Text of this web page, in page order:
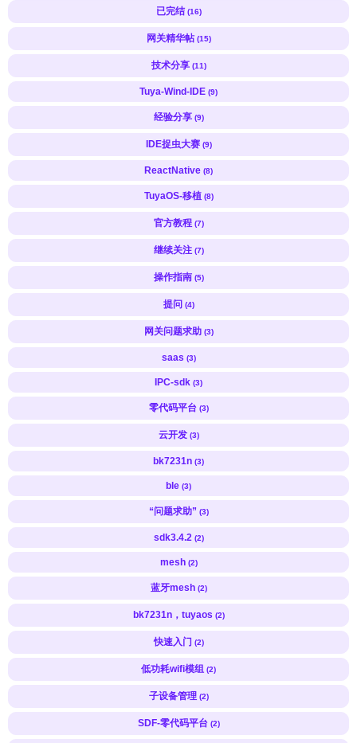
已完结 (16)
网关精华帖 (15)
技术分享 (11)
Tuya-Wind-IDE (9)
经验分享 (9)
IDE捉虫大赛 (9)
ReactNative (8)
TuyaOS-移植 (8)
官方教程 (7)
继续关注 (7)
操作指南 (5)
提问 (4)
网关问题求助 (3)
saas (3)
IPC-sdk (3)
零代码平台 (3)
云开发 (3)
bk7231n (3)
ble (3)
“问题求助” (3)
sdk3.4.2 (2)
mesh (2)
蓝牙mesh (2)
bk7231n，tuyaos (2)
快速入门 (2)
低功耗wifi模组 (2)
子设备管理 (2)
SDF-零代码平台 (2)